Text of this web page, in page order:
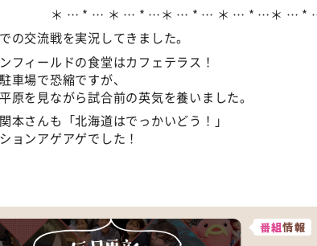
＊ … * … ＊ … * …＊ … * … ＊ … * …＊ … *
の交流戦を実況してきました。
フィールドの食堂はカフェテラス！
車場で恐縮ですが、
原を見ながら試合前の英気を養いました。
本さんも「北海道はでっかいどう！」
ョンアゲアゲでした！
番組情報